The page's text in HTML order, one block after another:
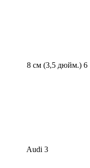
8 см (3,5 дюйм.) 6
Audi 3